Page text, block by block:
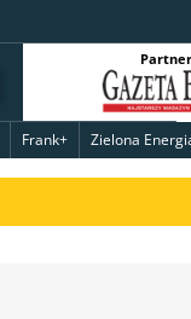
Frank+ Zielona